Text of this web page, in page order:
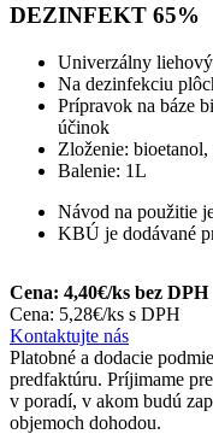
DEZINFEKT 65%
Univerzálny
Na dezinfekciu
Prípravok na báze
účinok
Zloženie:
Balenie: 1L
Návod na použitie
KBÚ je dodávané
Cena: 4,40€/ks bez DPH
Cena: 5,28€/ks s DPH
Kontaktujte nás
Platobné a dodacie
predfaktúru. Príjimame
v poradí, v akom budú
objemoch dohodou.